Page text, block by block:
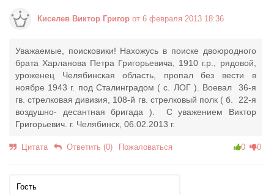
Киселев Виктор Григор от 6 февраля 2013 18:36
Уважаемые, поисковики! Нахожусь в поиске двоюродного
брата Харланова Петра Григорьевича, 1910 г.р., рядовой,
уроженец Челябинская область, пропал без вести в
ноябре 1943 г. под Сталинградом ( с. ЛОГ ). Воевал 36-я
гв. стрелковая дивизия, 108-й гв. стрелковый полк ( б. 22-я
воздушно- десантная бригада ). С уважением Виктор
Григорьевич. г. Челябинск, 06.02.2013 г.
Цитата Ответить (0) Пожаловаться 0 0